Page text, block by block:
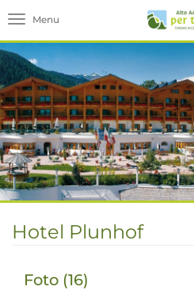
Toggle navigation
Hotel Plunhof
Foto (16)